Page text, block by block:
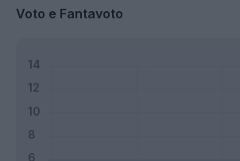
Voto e Fantavoto